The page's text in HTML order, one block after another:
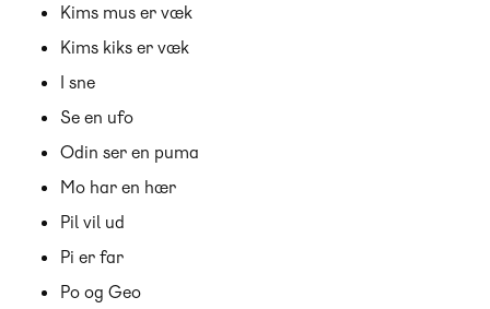
Kims mus er væk
Kims kiks er væk
I sne
Se en ufo
Odin ser en puma
Mo har en hær
Pil vil ud
Pi er far
Po og Geo